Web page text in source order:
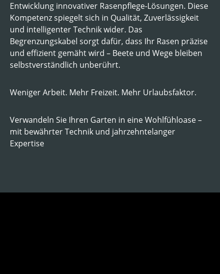
Entwicklung innovativer Rasenpflege-Lösungen. Diese
Kompetenz spiegelt sich in Qualität, Zuverlässigkeit
und intelligenter Technik wider. Das
Begrenzungskabel sorgt dafür, dass Ihr Rasen präzise
und effizient gemäht wird – Beete und Wege bleiben
selbstverständlich unberührt.
Weniger Arbeit. Mehr Freizeit. Mehr Urlaubsfaktor.
Verwandeln Sie Ihren Garten in eine Wohlfühloase –
mit bewährter Technik und jahrzehntelanger
Expertise